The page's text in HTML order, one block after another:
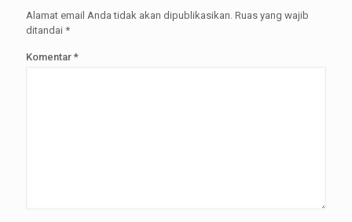
Alamat email Anda tidak akan dipublikasikan. Ruas yang wajib
ditandai *
Komentar *